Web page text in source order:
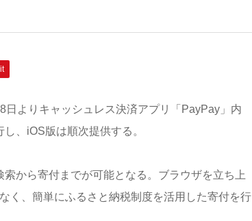
よりキャッシュレス決済アプリ「PayPay」内
、iOS版は順次提供する。
から寄付までが可能となる。ブラウザを立ち上
く、簡単にふるさと納税制度を活用した寄付を行